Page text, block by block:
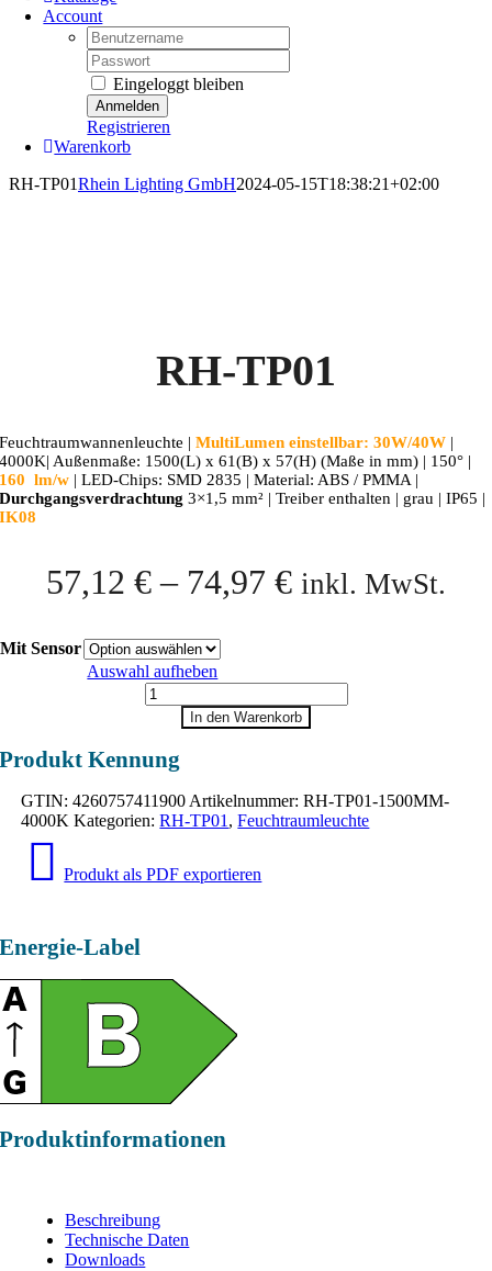
Account
Username:
Password:
Eingeloggt bleiben
Registrieren
Warenkorb
RH-TP01Rhein Lighting GmbH2024-05-15T18:38:21+02:00
RH-TP01
Feuchtraumwannenleuchte |MultiLumen einstellbar: 30W/40W |
4000K| Außenmaße: 1500(L) x 61(B) x 57(H) (Maße in mm) | 150° |
160 lm/w | LED-Chips: SMD 2835 | Material: ABS / PMMA |
Durchgangsverdrachtung 3×1,5 mm² | Treiber enthalten | grau | IP65 |
IK08
57,12 €– 74,97 € inkl. MwSt.
Mit Sensor
Auswahl aufheben
RH-
TP01
Menge
In den Warenkorb
Produkt Kennung
GTIN:4260757411900 Artikelnummer:RH-TP01-1500MM-
4000K Kategorien:RH-TP01 ,Feuchtraumleuchte
Produkt als PDF exportieren
Energie-Label
Produktinformationen
Beschreibung
Technische Daten
Downloads